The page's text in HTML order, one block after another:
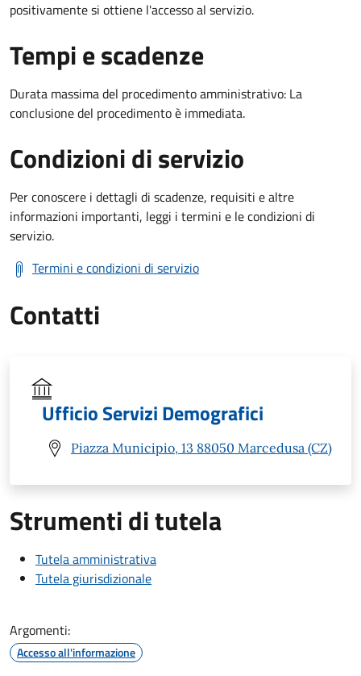
positivamente si ottiene l'accesso al servizio.
Tempi e scadenze
Durata massima del procedimento amministrativo: La
conclusione del procedimento è immediata.
Condizioni di servizio
Per conoscere i dettagli di scadenze, requisiti e altre
informazioni importanti, leggi i termini e le condizioni di
servizio.
Termini e condizioni di servizio
Contatti
Ufficio Servizi Demografici
Piazza Municipio, 13 88050 Marcedusa (CZ)
Strumenti di tutela
Tutela amministrativa
Tutela giurisdizionale
Argomenti:
Accesso all'informazione